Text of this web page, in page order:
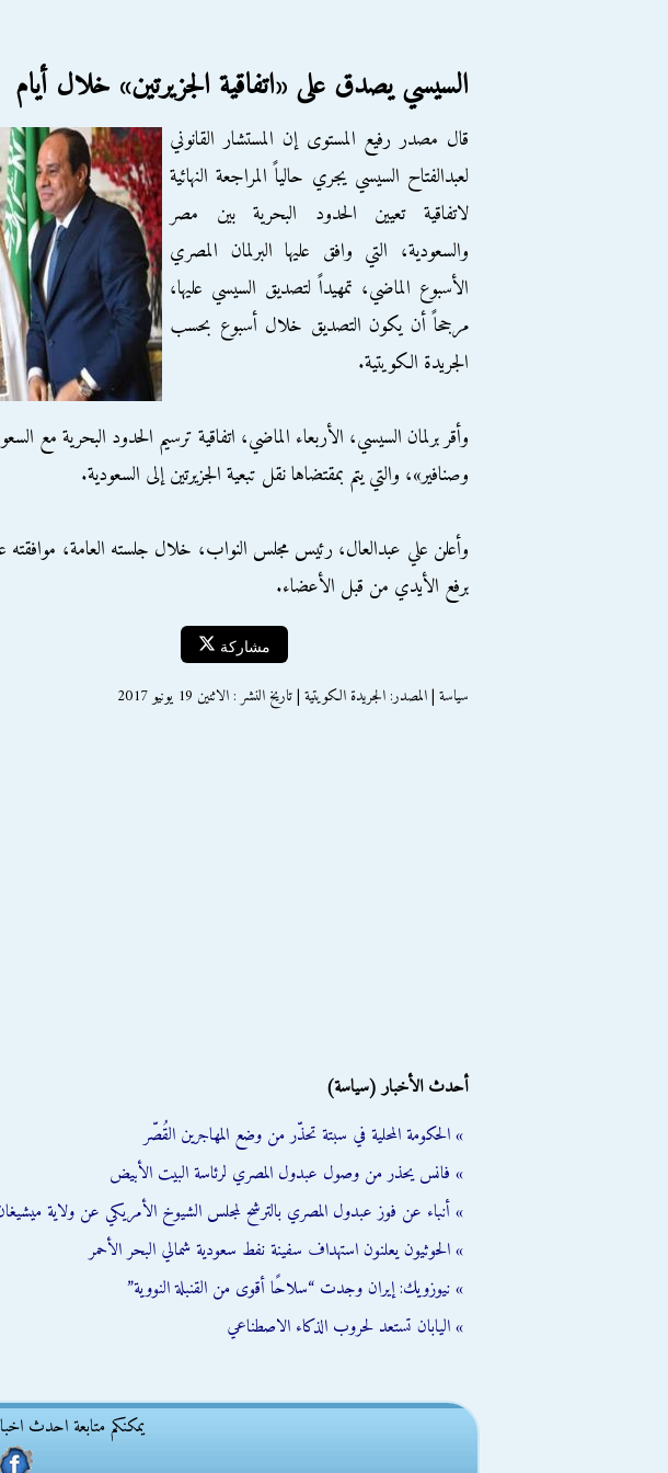
السيسي يصدق على «اتفاقية الجزيرتين» خلال أيام
قال مصدر رفيع المستوى إن المستشار القانوني
لعبدالفتاح السيسي يجري حالياً المراجعة النهائية
لاتفاقية تعيين الحدود البحرية بين مصر
والسعودية، التي وافق عليها البرلمان المصري
الأسبوع الماضي، تمهيداً لتصديق السيسي عليها،
مرجحاً أن يكون التصديق خلال أسبوع بحسب
الجريدة الكويتية.
وأقر برلمان السيسي، الأربعاء الماضي، اتفاقية ترسيم الحدود البحرية مع
وصنافير»، والتي يتم بمقتضاها نقل تبعية الجزيرتين إلى السعودية.
وأعلن علي عبدالعال، رئيس مجلس النواب، خلال جلسته العامة،
برفع الأيدي من قبل الأعضاء.
مشاركة
سياسة | المصدر: الجريدة الكويتية | تاريخ النشر : الاثنين 19 يونيو 2017
أحدث الأخبار (سياسة)
» الحكومة المحلية في سبتة تحذّر من وضع المهاجرين القُصّر
» فانس يحذر من وصول عبدول المصري لرئاسة البيت الأبيض
» أنباء عن فوز عبدول المصري بالترشح لمجلس الشيوخ الأمريكي عن ولاية
» الحوثيون يعلنون استهداف سفينة نفط سعودية شمالي البحر الأحمر
» نيوزويك: إيران وجدت “سلاحًا أقوى من القنبلة النووية”
» اليابان تستعد لحروب الذكاء الاصطناعي
يمكنكم متابعة احدث